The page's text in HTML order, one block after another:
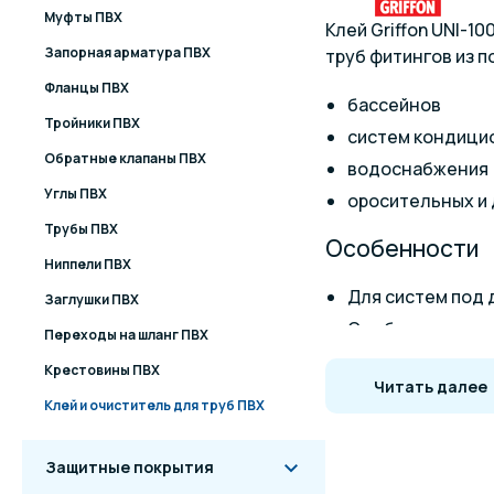
Муфты ПВХ
Запорная арматура ПВХ
Фланцы ПВХ
Тройники ПВХ
Обратные клапаны ПВХ
Углы ПВХ
Трубы ПВХ
Ниппели ПВХ
Заглушки ПВХ
Переходы на шланг ПВХ
Крестовины ПВХ
Клей и очиститель для труб ПВХ
Защитные покрытия
Клей Griffon UNI-
труб фитингов из
бассейнов
систем
водоснабжения
оросительных
Особенности
Для систем под
Одобрен для
Для прессовой
Допуски:
Читать далее